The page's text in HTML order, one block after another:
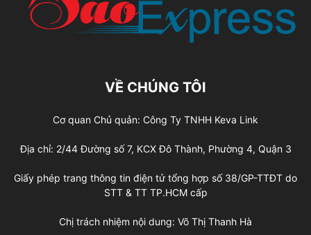
VỀ CHÚNG TÔI
Cơ quan Chủ quản: Công Ty TNHH Keva Link
Địa chỉ: 2/44 Đường số 7, KCX Đô Thành, Phường 4, Quận 3
Giấy phép trang thông tin điện tử tổng hợp số 38/GP-TTĐT do
STT & TT TP.HCM cấp
Chị trách nhiệm nội dung: Võ Thị Thanh Hà